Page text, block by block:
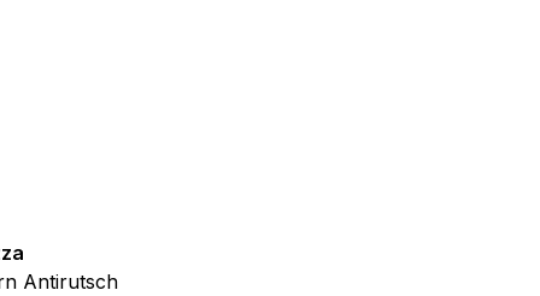
Antirutsch
zugeordnet wurden.